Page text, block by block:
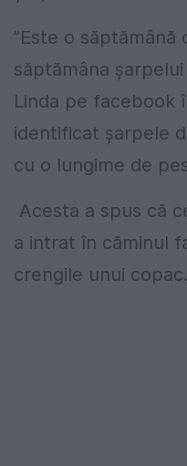
”Este o săptămână
săptămâna șarpelui
Linda pe facebook
identificat șarpele
cu o lungime de
Acesta a spus că
a intrat în căminul
crengile unui copac.